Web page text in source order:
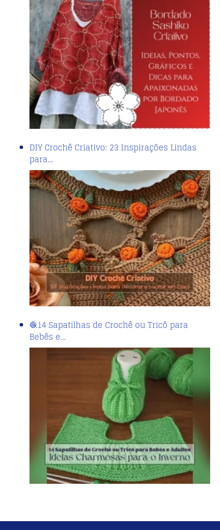
DIY Crochê Criativo: 23 Inspirações Lindas
para…
🧶14 Sapatilhas de Crochê ou Tricô para
Bebês e…